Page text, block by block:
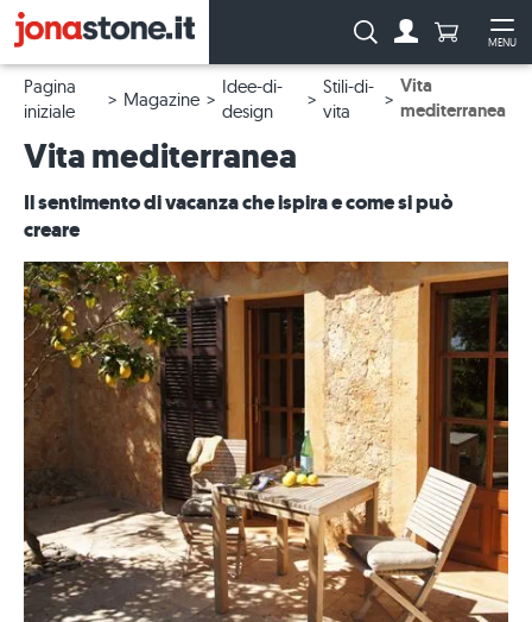
MENU
Ricerca: Numero di
Pagina
iniziale
Magazine
Idee-di-
design
Stili-di-
vita
Vita
mediterranea
Vita mediterranea
Il sentimento di vacanza che ispira e come si può
creare